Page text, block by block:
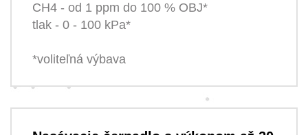
CH4 - od 1 ppm do 100 % OBJ*
tlak - 0 - 100 kPa*
*voliteľná výbava